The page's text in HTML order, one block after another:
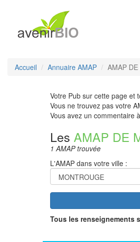
Accueil Annuaire AMAP AMAP
Votre Pub sur cette page et
Vous ne trouvez pas votre
Vous avez un commentaire
Les AMAP DE
1 AMAP trouvée
L'AMAP dans votre ville :
Tous les renseignements